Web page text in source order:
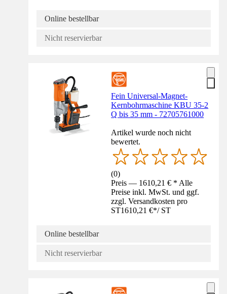
Online bestellbar
Nicht reservierbar
Fein Universal-Magnet-
Kernbohrmaschine KBU 35-2
Q bis 35 mm - 72705761000
Artikel wurde noch nicht
bewertet.
(0)
Preis — 1610,21 € * Alle
Preise inkl. MwSt. und ggf.
zzgl. Versandkosten pro
ST1610,21 €*/ ST
Online bestellbar
Nicht reservierbar